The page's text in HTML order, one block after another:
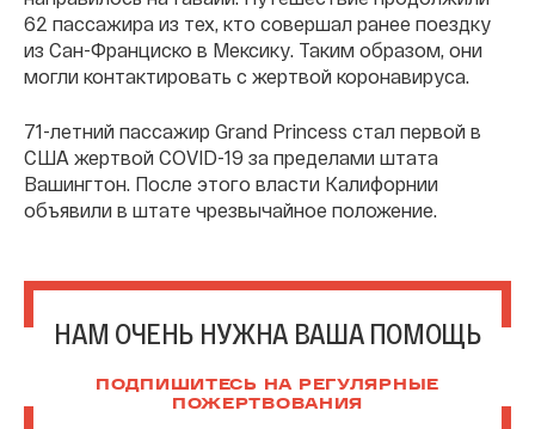
62 пассажира из тех, кто совершал ранее поездку
из Сан-Франциско в Мексику. Таким образом, они
могли контактировать с жертвой коронавируса.
71-летний пассажир Grand Princess стал первой в
США жертвой COVID-19 за пределами штата
Вашингтон. После этого власти Калифорнии
объявили в штате чрезвычайное положение.
НАМ ОЧЕНЬ НУЖНА ВАША ПОМОЩЬ
ПОДПИШИТЕСЬ НА РЕГУЛЯРНЫЕ
ПОЖЕРТВОВАНИЯ